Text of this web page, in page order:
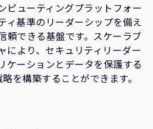
[main reception]
ピューティングプラットフォー
ィ基準のリーダーシップを備え
頼できる基盤です。スケーラブ
により、セキュリティリーダー
ケーションとデータを保護する
を構築することができます。